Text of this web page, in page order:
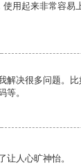
用起来非常容易
解决很多问题。
等。
让人心旷神怡。